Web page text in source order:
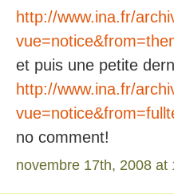
http://www.ina.fr/
et puis une petite
http://www.ina.fr/
no comment!
novembre 17th, 2008 at